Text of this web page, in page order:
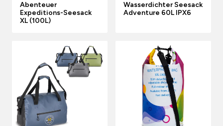
Abenteuer
Expeditions-Seesack
XL (100L)
Wasserdichter Seesack
Adventure 60L IPX6